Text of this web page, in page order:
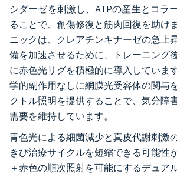
シダーゼを刺激し、ATPの産生とコラ
ることで、創傷修復と筋肉回復を助け
ニックは、クレアチンキナーゼの急上
備を加速させるために、トレーニング
に赤色光リグを積極的に導入していま
学的副作用なしに網膜光受容体の関与
クトル照明を提供することで、気分障
需要を維持しています。
青色光による細菌減少と真皮代謝刺激
きび治療サイクルを短縮できる可能性
＋赤色の順次照射を可能にするデュア